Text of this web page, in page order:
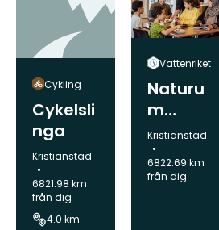
Cykling
Cykelsli
nga
Kommun:
Kristianstad
6821.98 km
från dig
4.0 km
Vattenriket
Naturu
m
Vattenr
iket
Kommun:
Kristianstad
6822.69 km
från dig